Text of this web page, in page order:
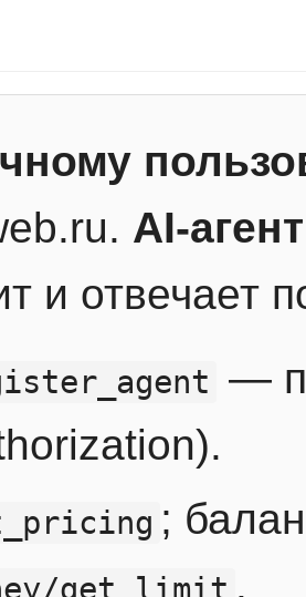
AI-агент
и отвечает
—
;
.